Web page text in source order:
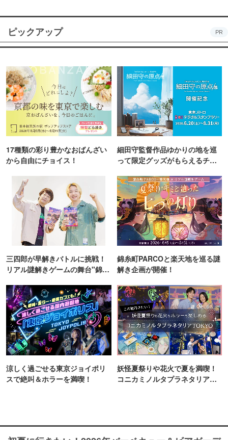
ピックアップ PR
17種類の彩り豊かなおばんざい
から自由にチョイス！
細田守監督作品ゆかりの地を巡
って限定グッズがもらえるチャ
三四郎が早解きバトルに挑戦！
リアル謎解きゲームの舞台"錦糸
錦糸町PARCOと楽天地を巡る謎
解き企画が開催！
涼しく過ごせる東京ジョイポリ
スで絶叫＆ホラーを満喫！
妖怪夏祭りや花火で夏を満喫！
コニカミノルタプラネタリア